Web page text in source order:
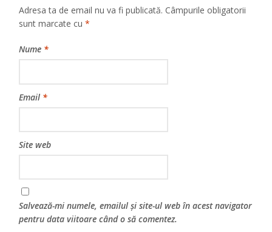
Adresa ta de email nu va fi publicată. Câmpurile obligatorii
sunt marcate cu*
Nume *
Email *
Site web
Salvează-mi numele, emailul și site-ul web în acest navigator
pentru data viitoare când o să comentez.